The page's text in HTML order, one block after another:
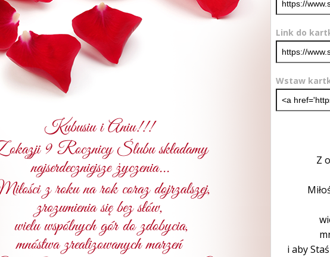
Link do
Wstaw
Z
i aby